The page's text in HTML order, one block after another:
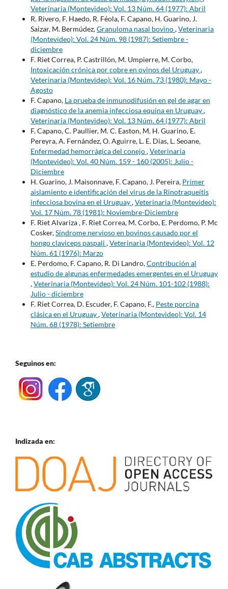
Veterinaria (Montevideo): Vol. 13 Núm. 64 (1977): Abril
R. Rivero, F. Haedo, R. Féola, F. Capano, H. Guarino, J.
Saizar, M. Bermúdez,Granuloma nasal bovino,Veterinaria
(Montevideo): Vol. 24 Núm. 98 (1987): Setiembre -
diciembre
F. Riet Correa, P. Castrillón, M. Umpierre, M. Corbo,
Intoxicación crónica por cobre en ovinos del Uruguay,
Veterinaria (Montevideo): Vol. 16 Núm. 73 (1980): Mayo -
Agosto
F. Capano, La prueba de inmunodifusión en gel de agar en
diagnóstico de la anemia infecciosa equina en Uruguay,
Veterinaria (Montevideo): Vol. 13 Núm. 64 (1977): Abril
F. Capano, C. Paullier, M. C. Easton, M. H. Guarino, E.
Pereyra, A. Fernández, O. Aguirre, L. E. Días, L. Seoane,
Enfermedad hemorrágica del conejo,Veterinaria
(Montevideo): Vol. 40 Núm. 159 - 160 (2005): Julio -
Diciembre
H. Guarino, J. Maisonnave, F. Capano, J. Pereira, Primer
aislamiento e identificación del virus de la Rinotraqueítis
infecciosa bovina en el Uruguay,Veterinaria (Montevideo):
Vol. 17 Núm. 78 (1981): Noviembre-Diciembre
F. Riet Alvariza , F. Riet Correa, M. Corbo, E. Perdomo, P. Mc
Cosker,Síndrome nervioso en bovinos causado por el
hongo claviceps paspali ,Veterinaria (Montevideo): Vol. 12
Núm. 61 (1976): Marzo
E. Perdomo, F. Capano, R. Di Landro,Contribución al
estudio de algunas enfermedades emergentes en el Uruguay
,Veterinaria (Montevideo): Vol. 24 Núm. 101-102 (1988):
Julio - diciembre
F. Riet Correa, D. Escuder, F. Capano, F., Peste porcina
clásica en el Uruguay,Veterinaria (Montevideo): Vol. 14
Núm. 68 (1978): Setiembre
Seguinos en:
Indizada en: